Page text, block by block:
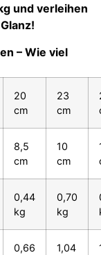
und verleihen
– Wie viel
20
cm
23
cm
8,5
cm
10
cm
0,44
kg
0,70
kg
0,66
1,04